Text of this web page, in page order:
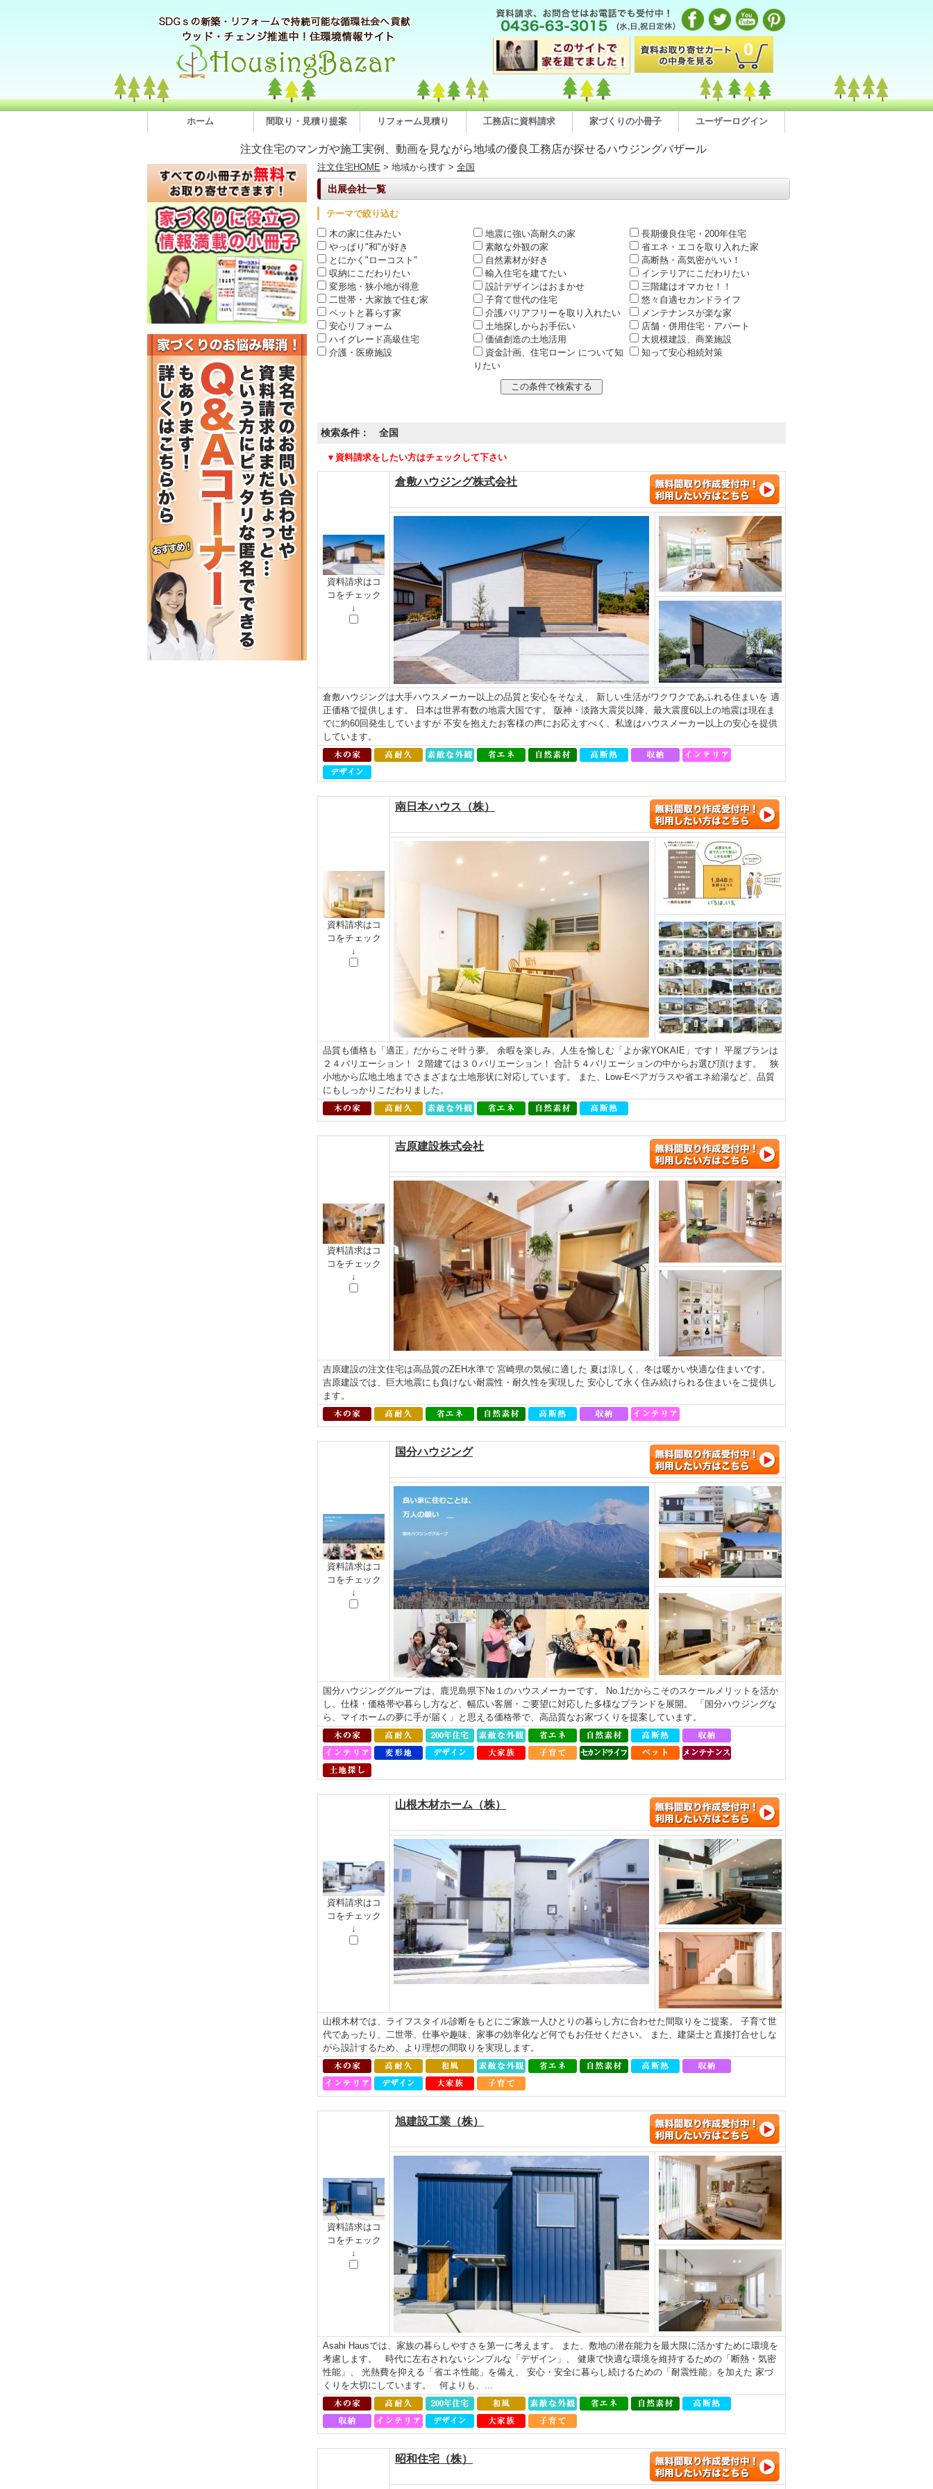
0
ホーム 間取り・見積り提案 リフォーム見積り 工務店に資料請求 家づくりの小冊子 ユーザーログイン
注文住宅のマンガや施工実例、動画を見ながら地域の優良工務店が探せるハウジングバザール
注文住宅HOME > 地域から捜す > 全国
出展会社一覧
テーマで絞り込む
木の家に住みたい
地震に強い高耐久の家
長期優良住宅・200年住宅
やっぱり"和"が好き
素敵な外観の家
省エネ・エコを取り入れた家
とにかく"ローコスト"
自然素材が好き
高断熱・高気密がいい！
収納にこだわりたい
輸入住宅を建てたい
インテリアにこだわりたい
変形地・狭小地が得意
設計デザインはおまかせ
三階建はオマカセ！！
二世帯・大家族で住む家
子育て世代の住宅
悠々自適セカンドライフ
ペットと暮らす家
介護バリアフリーを取り入れたい
メンテナンスが楽な家
安心リフォーム
土地探しからお手伝い
店舗・併用住宅・アパート
ハイグレード高級住宅
価値創造の土地活用
大規模建設、商業施設
介護・医療施設
資金計画、住宅ローン について知
りたい
知って安心相続対策
検索条件： 全国
▼資料請求をしたい方はチェックして下さい
資料請求はコ
コをチェック
↓
倉敷ハウジング株式会社
倉敷ハウジングは大手ハウスメーカー以上の品質と安心をそなえ、 新しい生活がワクワクであふれる住まいを 適
正価格で提供します。 日本は世界有数の地震大国です。 阪神・淡路大震災以降、最大震度6以上の地震は現在ま
でに約60回発生していますが 不安を抱えたお客様の声にお応えすべく、私達はハウスメーカー以上の安心を提供
しています。
資料請求はコ
コをチェック
↓
南日本ハウス（株）
品質も価格も「適正」だからこそ叶う夢。 余暇を楽しみ、人生を愉しむ「よか家YOKAIE」です！ 平屋プランは
２４バリエーション！ ２階建ては３０バリエーション！ 合計５４バリエーションの中からお選び頂けます。 狭
小地から広地土地までさまざまな土地形状に対応しています。 また、Low-Eペアガラスや省エネ給湯など、品質
にもしっかりこだわりました。
資料請求はコ
コをチェック
↓
吉原建設株式会社
吉原建設の注文住宅は高品質のZEH水準で 宮崎県の気候に適した 夏は涼しく、冬は暖かい快適な住まいです。
吉原建設では、巨大地震にも負けない耐震性・耐久性を実現した 安心して永く住み続けられる住まいをご提供し
ます。
資料請求はコ
コをチェック
↓
国分ハウジング
国分ハウジンググループは、鹿児島県下№１のハウスメーカーです。 No.1だからこそのスケールメリットを活か
し、仕様・価格帯や暮らし方など、幅広い客層・ご要望に対応した多様なブランドを展開。 「国分ハウジングな
ら、マイホームの夢に手が届く」と思える価格帯で、高品質なお家づくりを提案しています。
資料請求はコ
コをチェック
↓
山根木材ホーム（株）
山根木材では、ライフスタイル診断をもとにご家族一人ひとりの暮らし方に合わせた間取りをご提案。 子育て世
代であったり、二世帯、仕事や趣味、家事の効率化など何でもお任せください。 また、建築士と直接打合せしな
がら設計するため、より理想の間取りを実現します。
資料請求はコ
コをチェック
↓
旭建設工業（株）
Asahi Hausでは、家族の暮らしやすさを第一に考えます。 また、敷地の潜在能力を最大限に活かすために環境を
考慮します。 時代に左右されないシンプルな「デザイン」、 健康で快適な環境を維持するための「断熱・気密
性能」、 光熱費を抑える「省エネ性能」を備え、 安心・安全に暮らし続けるための「耐震性能」を加えた 家づ
くりを大切にしています。 何よりも、...
昭和住宅（株）